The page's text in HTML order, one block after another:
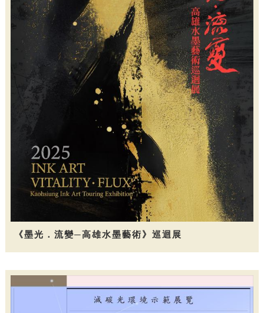
《墨光．流變─高雄水墨藝術》巡迴展